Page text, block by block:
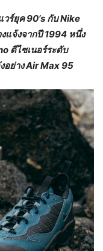
วร์ยุค90’s กับNike
งแจ้งจากปี1994 หนึ่ง
ดีไซเนอร์ระดับ
อย่างAir Max 95